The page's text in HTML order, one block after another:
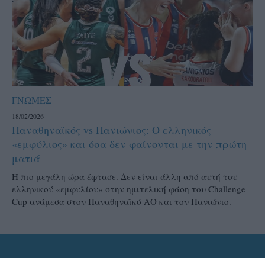
ΓΝΩΜΕΣ
18/02/2026
Παναθηναϊκός vs Πανιώνιος: Ο ελληνικός
«εμφύλιος» και όσα δεν φαίνονται με την πρώτη
ματιά
Η πιο μεγάλη ώρα έφτασε. Δεν είναι άλλη από αυτή του
ελληνικού «εμφυλίου» στην ημιτελική φάση του Challenge
Cup ανάμεσα στον Παναθηναϊκό ΑΟ και τον Πανιώνιο.